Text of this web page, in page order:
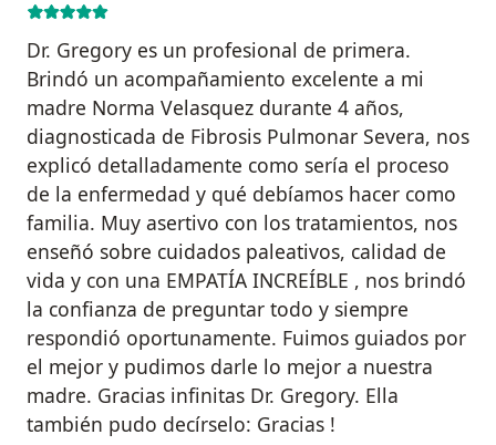
Dr. Gregory es un profesional de primera.
Brindó un acompañamiento excelente a mi
madre Norma Velasquez durante 4 años,
diagnosticada de Fibrosis Pulmonar Severa, nos
explicó detalladamente como sería el proceso
de la enfermedad y qué debíamos hacer como
familia. Muy asertivo con los tratamientos, nos
enseñó sobre cuidados paleativos, calidad de
vida y con una EMPATÍA INCREÍBLE , nos brindó
la confianza de preguntar todo y siempre
respondió oportunamente. Fuimos guiados por
el mejor y pudimos darle lo mejor a nuestra
madre. Gracias infinitas Dr. Gregory. Ella
también pudo decírselo: Gracias !